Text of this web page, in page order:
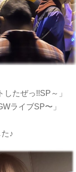
したぜっ!!SP～」
ライブSP〜」
♪